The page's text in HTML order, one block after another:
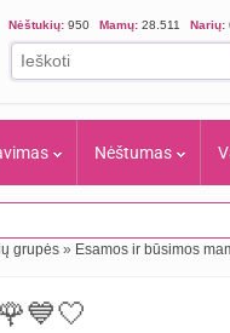
Nėštukių: 950 Mamų: 28.511 Narių:
Nėštumas
grupės » Esamos ir būsimos